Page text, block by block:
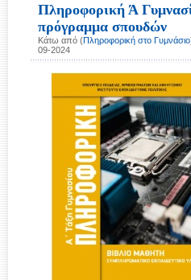
Πληροφορική Ά
πρόγραμμα σπουδών
Κάτω από (Πληροφορική στο Γυμνάσιο
09-2024